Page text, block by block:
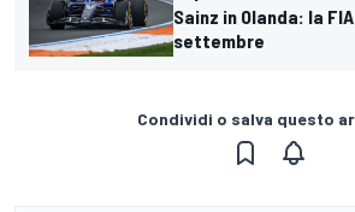
Sainz in Olanda: la
settembre
Condividi o salva questo